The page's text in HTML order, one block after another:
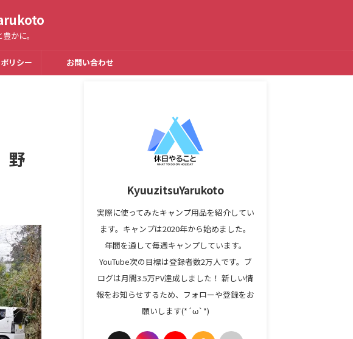
かに。
リシー お問い合わせ
野
KyuuzitsuYarukoto
実際に使ってみたキャンプ用品を紹介してい
ます。キャンプは2020年から始めました。
年間を通して毎週キャンプしています。
YouTube次の目標は登録者数2万人です。ブ
ログは月間3.5万PV達成しました！ 新しい情
報をお知らせするため、フォローや登録をお
願いします(*´ω`*)